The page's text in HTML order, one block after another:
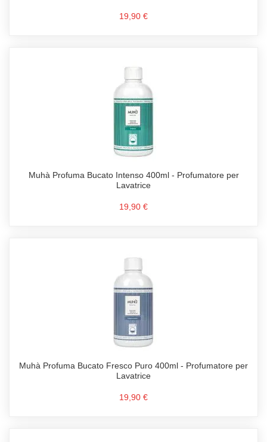
19,90 €
Muhà Profuma Bucato Intenso 400ml - Profumatore per
Lavatrice
19,90 €
Muhà Profuma Bucato Fresco Puro 400ml - Profumatore per
Lavatrice
19,90 €